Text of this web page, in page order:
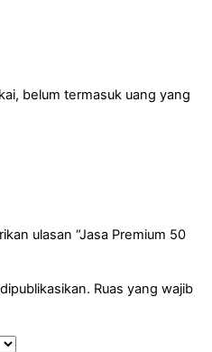
belum termasuk uang yang
ulasan “Jasa Premium 50
Ruas yang wajib